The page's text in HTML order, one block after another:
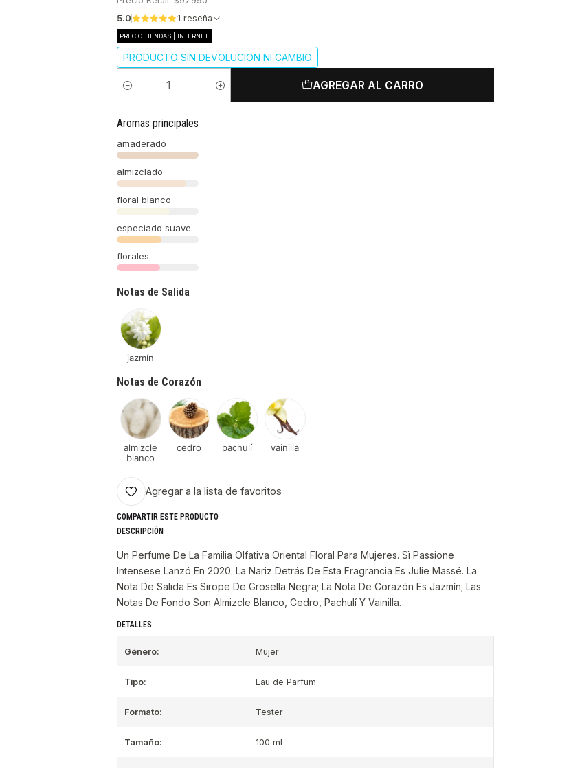
5.0
1 reseña
PRECIO TIENDAS | INTERNET
PRODUCTO SIN DEVOLUCION NI CAMBIO
Cantidad
AGREGAR AL CARRO
Aromas principales
amaderado
almizclado
floral blanco
especiado suave
florales
Notas de Salida
jazmín
Notas de Corazón
almizcle
blanco
cedro pachulí vainilla
Agregar a la lista de favoritos
COMPARTIR ESTE PRODUCTO
DESCRIPCIÓN
Un Perfume De La Familia Olfativa Oriental Floral Para Mujeres. Sì Passione
Intensese Lanzó En 2020. La Nariz Detrás De Esta Fragrancia Es Julie Massé. La
Nota De Salida Es Sirope De Grosella Negra; La Nota De Corazón Es Jazmín; Las
Notas De Fondo Son Almizcle Blanco, Cedro, Pachulí Y Vainilla.
DETALLES
Género: Mujer
Tipo: Eau de Parfum
Formato: Tester
Tamaño: 100 ml